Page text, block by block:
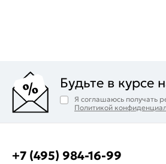
Будьте в курсе
Я соглашаюсь получать
Политикой
+7 (495) 984-16-99